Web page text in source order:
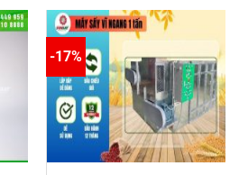
-17%